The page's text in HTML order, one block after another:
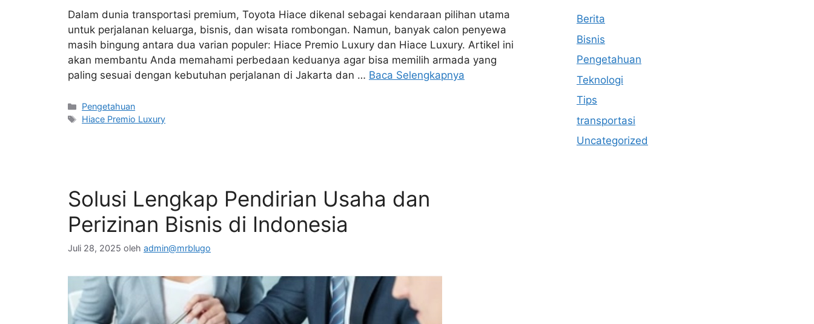
Dalam dunia transportasi premium, Toyota Hiace dikenal sebagai kendaraan pilihan utama
untuk perjalanan keluarga, bisnis, dan wisata rombongan. Namun, banyak calon penyewa
masih bingung antara dua varian populer: Hiace Premio Luxury dan Hiace Luxury. Artikel ini
akan membantu Anda memahami perbedaan keduanya agar bisa memilih armada yang
paling sesuai dengan kebutuhan perjalanan di Jakarta dan … Baca Selengkapnya
Kategori
Pengetahuan
Tag
Hiace Premio Luxury
Solusi Lengkap Pendirian Usaha dan
Perizinan Bisnis di Indonesia
Juli 28, 2025 oleh admin@mrblugo
Berita
Bisnis
Pengetahuan
Teknologi
Tips
transportasi
Uncategorized